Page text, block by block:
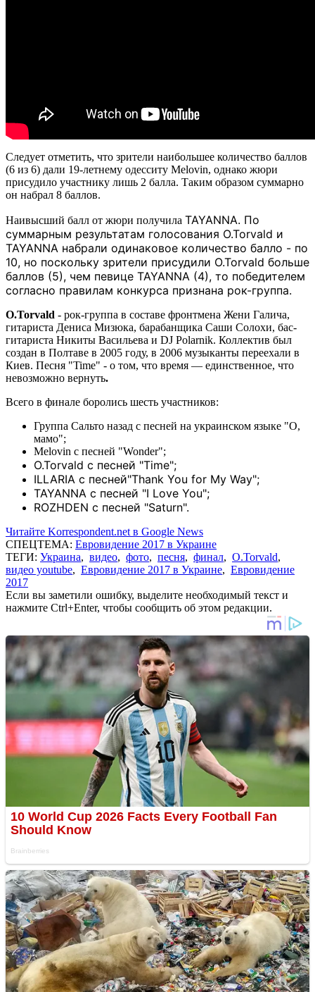
Следует отметить, что зрители наибольшее количество баллов
(6 из 6) дали 19-летнему одесситу Melovin, однако жюри
присудило участнику лишь 2 балла. Таким образом суммарно
он набрал 8 баллов.
Наивысший балл от жюри получила TAYANNA. По
суммарным результатам голосования O.Torvald и
TAYANNA набрали одинаковое количество балло - по
10, но поскольку зрители присудили O.Torvald больше
баллов (5), чем певице TAYANNA (4), то победителем
согласно правилам конкурса признана рок-группа.
O.Torvald - рок-группа в составе фронтмена Жени Галича,
гитариста Дениса Мизюка, барабанщика Саши Солохи, бас-
гитариста Никиты Васильева и DJ Polarnik. Коллектив был
создан в Полтаве в 2005 году, в 2006 музыканты переехали в
Киев. Песня "Time" - о том, что время — единственное, что
невозможно вернуть.
Всего в финале боролись шесть участников:
Группа Сальто назад с песней на украинском языке "О,
мамо";
Melovin с песней "Wonder";
O.Torvald c песней "Time";
ILLARIA с песней"Thank You for My Way";
TAYANNA с песней "I Love You";
ROZHDEN с песней "Saturn".
Читайте Korrespondent.net в Google News
СПЕЦТЕМА: Евровидение 2017 в Украине
ТЕГИ: Украина, видео, фото, песня, финал, O.Torvald,
видео youtube, Евровидение 2017 в Украине, Евровидение
2017
Если вы заметили ошибку, выделите необходимый текст и
нажмите Ctrl+Enter, чтобы сообщить об этом редакции.